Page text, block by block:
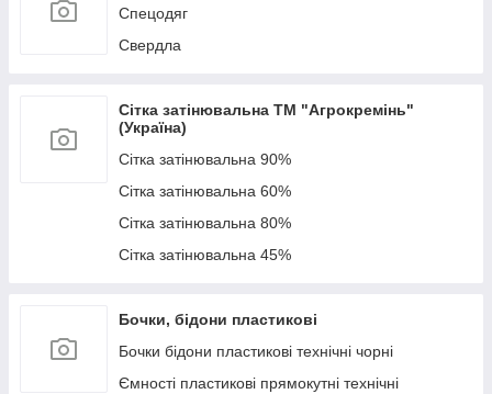
Спецодяг
Свердла
Сітка затінювальна ТМ "Агрокремінь"
(Україна)
Сітка затінювальна 90%
Сітка затінювальна 60%
Сітка затінювальна 80%
Сітка затінювальна 45%
Бочки, бідони пластикові
Бочки бідони пластикові технічні чорні
Ємності пластикові прямокутні технічні